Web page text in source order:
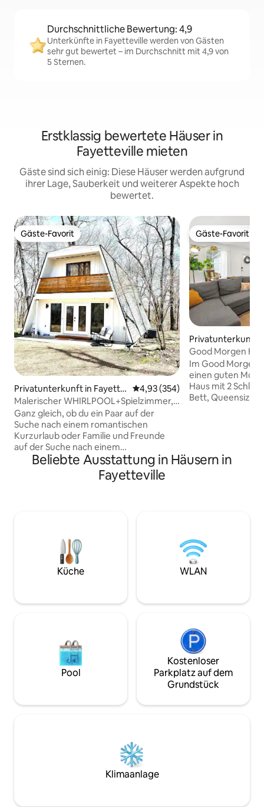
Durchschnittliche Bewertung: 4,9
Unterkünfte in Fayetteville werden von Gästen
sehr gut bewertet – im Durchschnitt mit 4,9 von
5 Sternen.
Erstklassig bewertete Häuser in
Fayetteville mieten
Gäste sind sich einig: Diese Häuser werden aufgrund
ihrer Lage, Sauberkeit und weiterer Aspekte hoch
bewertet.
Gäste-Favorit
Gäste-Favorit
Privatunterkunft in Fayette
ville
Durchschnittliche Bewertung:
4,93 (354)
Malerischer WHIRLPOOL+Spielzimmer,
+in der Nähe von Wasser
Ganz gleich, ob du ein Paar auf der
Suche nach einem romantischen
Kurzurlaub oder Familie und Freunde
auf der Suche nach einem
unterhaltsamen Erlebnis bist, dieses
Haus hat alles! Die Unterkunft befindet
sich in einer bewaldeten Unterteilung
gemütliches Wohnzimmer und einen
Kamin, einen großen Küchentisch und
ein Spielzimmer! Draußen auf der
geschlossenen Veranda genießt du
Feuerstellenbereich hinter dem Deck.
Gäste-Favorit
Gäste-Favorit
Privatunterkunft
Good Morgen
Bett/Queensize-
2 Meilen zur
Im Good Morgen
einen guten
Haus mit 2
Bett, Queensize-
ein wenig weiter
Herzen von
Grill und
Beliebte Ausstattung in Häusern in
Fayetteville
Küche WLAN
Pool
Kostenloser
Parkplatz auf dem
Grundstück
Klimaanlage